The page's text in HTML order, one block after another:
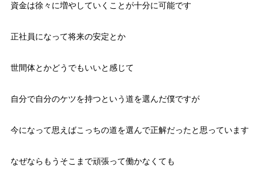
資金は徐々に増やしていくことが十分に可能です
正社員になって将来の安定とか
世間体とかどうでもいいと感じて
自分で自分のケツを持つという道を選んだ僕ですが
今になって思えばこっちの道を選んで正解だったと思っています
なぜならもうそこまで頑張って働かなくても